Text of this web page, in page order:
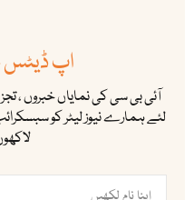
اپ
آئی بی سی کی نمایاں خبروں ،
لئے ہمارے نیوز لیٹر کو